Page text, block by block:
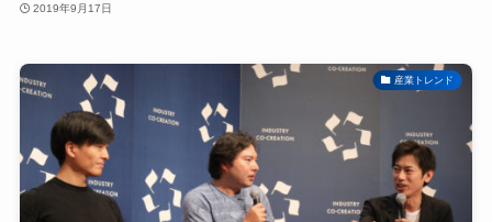
2019年9月17日
産業トレンド